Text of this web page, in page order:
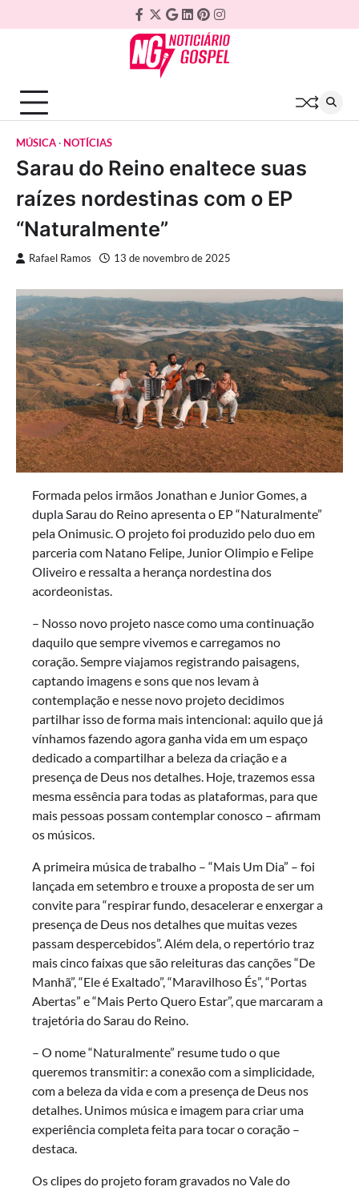
to
Facebook
Twitter
Google
Plus
Linkedin
Pinterest
Instagram
MÚSICA NOTÍCIAS
Sarau do Reino enaltece suas
raízes nordestinas com o EP
“Naturalmente”
Rafael Ramos 13 de novembro de 2025
Formada pelos irmãos Jonathan e Junior Gomes, a
dupla Sarau do Reino apresenta o EP “Naturalmente”
pela Onimusic. O projeto foi produzido pelo duo em
parceria com Natano Felipe, Junior Olimpio e Felipe
Oliveiro e ressalta a herança nordestina dos
acordeonistas.
– Nosso novo projeto nasce como uma continuação
daquilo que sempre vivemos e carregamos no
coração. Sempre viajamos registrando paisagens,
captando imagens e sons que nos levam à
contemplação e nesse novo projeto decidimos
partilhar isso de forma mais intencional: aquilo que já
vínhamos fazendo agora ganha vida em um espaço
dedicado a compartilhar a beleza da criação e a
presença de Deus nos detalhes. Hoje, trazemos essa
mesma essência para todas as plataformas, para que
mais pessoas possam contemplar conosco – afirmam
os músicos.
A primeira música de trabalho – “Mais Um Dia” – foi
lançada em setembro e trouxe a proposta de ser um
convite para “respirar fundo, desacelerar e enxergar a
presença de Deus nos detalhes que muitas vezes
passam despercebidos”. Além dela, o repertório traz
mais cinco faixas que são releituras das canções “De
Manhã”, “Ele é Exaltado”, “Maravilhoso És”, “Portas
Abertas” e “Mais Perto Quero Estar”, que marcaram a
trajetória do Sarau do Reino.
– O nome “Naturalmente” resume tudo o que
queremos transmitir: a conexão com a simplicidade,
com a beleza da vida e com a presença de Deus nos
detalhes. Unimos música e imagem para criar uma
experiência completa feita para tocar o coração –
destaca.
Os clipes do projeto foram gravados no Vale do